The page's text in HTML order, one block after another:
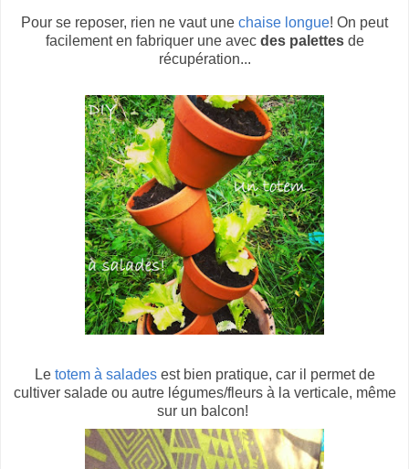
Pour se reposer, rien ne vaut une chaise longue! On peut
facilement en fabriquer une avec des palettesde
récupération...
Letotem à salades est bien pratique, car il permet de
cultiver salade ou autre légumes/fleurs à la verticale, même
sur un balcon!